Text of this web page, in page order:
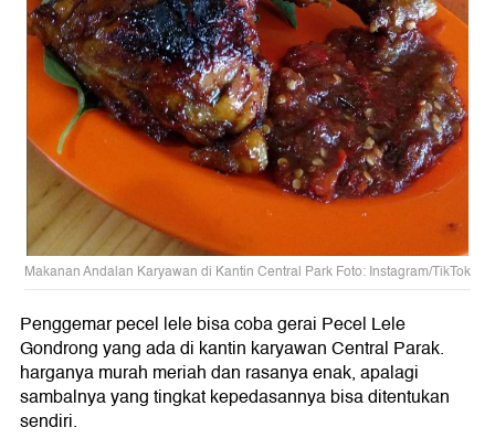
Makanan Andalan Karyawan di Kantin Central Park Foto: Instagram/TikTok
Penggemar pecel lele bisa coba gerai Pecel Lele
Gondrong yang ada di kantin karyawan Central Parak.
harganya murah meriah dan rasanya enak, apalagi
sambalnya yang tingkat kepedasannya bisa ditentukan
sendiri.